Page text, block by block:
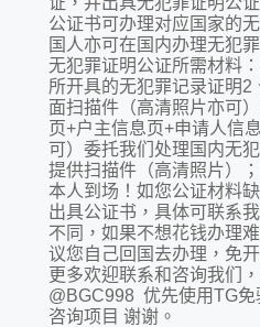
公证书可办理对应国家的
国人亦可在国内办理无犯
无犯罪证明公证所需材料
所开具的无犯罪记录证明2
面扫描件（高清照片亦可
页+户主信息页+申请人信
可）委托我们处理国内无
提供扫描件（高清照片）
本人到场！如您公证材料
出具公证书，具体可联系
不同，如果不想花钱办理
议您自己回国去办理，免
更多欢迎联系和咨询我们
@BGC998 优先使用TG
咨询项目 谢谢。